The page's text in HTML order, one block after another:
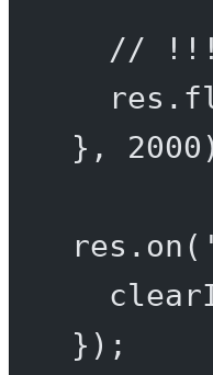
// !!!
res.
}, 2000
res. on (
});